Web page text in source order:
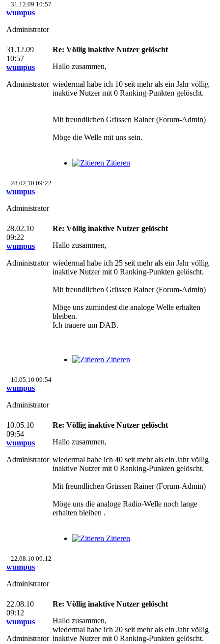
31.12.09 10:57
wumpus
Administrator
31.12.09
10:57
wumpus
Administrator
Re: Völlig inaktive Nutzer gelöscht
Hallo zusammen,
wiedermal habe ich 10 seit mehr als ein Jahr völlig
inaktive Nutzer mit 0 Ranking-Punkten gelöscht.
Mit freundlichen Grüssen Rainer (Forum-Admin)
Möge die Welle mit uns sein.
Zitieren
28.02.10 09:22
wumpus
Administrator
28.02.10
09:22
wumpus
Administrator
Re: Völlig inaktive Nutzer gelöscht
Hallo zusammen,
wiedermal habe ich 25 seit mehr als ein Jahr völlig
inaktive Nutzer mit 0 Ranking-Punkten gelöscht.
Mit freundlichen Grüssen Rainer (Forum-Admin)
Möge uns zumindest die analoge Welle erhalten
bleiben.
Ich trauere um DAB.
Zitieren
10.05.10 09:54
wumpus
Administrator
10.05.10
09:54
wumpus
Administrator
Re: Völlig inaktive Nutzer gelöscht
Hallo zusammen,
wiedermal habe ich 40 seit mehr als ein Jahr völlig
inaktive Nutzer mit 0 Ranking-Punkten gelöscht.
Mit freundlichen Grüssen Rainer (Forum-Admin)
Möge uns die analoge Radio-Welle noch lange
erhalten bleiben .
Zitieren
22.08.10 09:12
wumpus
Administrator
22.08.10
09:12
wumpus
Administrator
Re: Völlig inaktive Nutzer gelöscht
Hallo zusammen,
wiedermal habe ich 20 seit mehr als ein Jahr völlig
inaktive Nutzer mit 0 Ranking-Punkten gelöscht.